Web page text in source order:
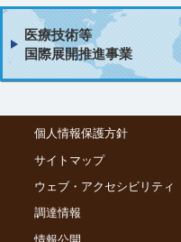
医療技術等
国際展開推進事業
個人情報保護方針
サイトマップ
ウェブ・アクセシビリティ
調達情報